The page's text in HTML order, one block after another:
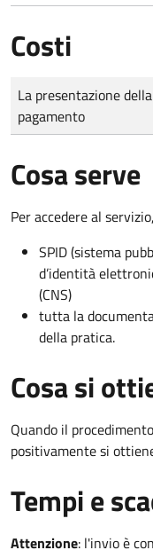
Costi
Tipo di pagamento
Importo
La presentazione
pagamento
Cosa serve
Per accedere al
SPID (sistema
d’identità
(CNS)
tutta la
della pratica.
Cosa si
Quando il
positivamente si
Tempi e
Attenzione: l'invio è